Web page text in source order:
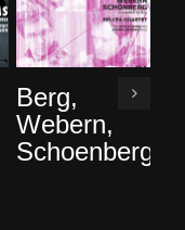
Berg,
Webern,
Schoenberg